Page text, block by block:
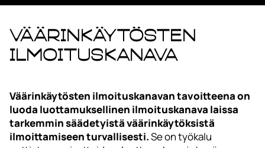
Väärinkäytösten
ilmoituskanava
Väärinkäytösten ilmoituskanavan tavoitteena on
luoda luottamuksellinen ilmoituskanava laissa
tarkemmin säädetyistä väärinkäytöksistä
ilmoittamiseen turvallisesti.Se on työkalu